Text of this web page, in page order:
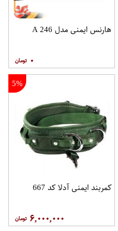
هارنس ایمنی مدل A 246
۰
5%
کمربند ایمنی آدلا کد 667
۶,۰۰۰,۰۰۰